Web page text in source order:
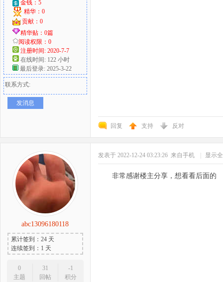
金钱：5
精华：0
贡献：0
精华贴：0篇
阅读权限：0
注册时间: 2020-7-7
在线时间: 122 小时
最后登录: 2025-3-22
联系方式:
发消息
回复 支持 反对
abc13096180118
累计签到：24 天
连续签到：1 天
0
主题
31
回帖
-1
积分
发表于 2022-12-24 03:23:26 来自手机 显示
非常感谢楼主分享，想看看后面的